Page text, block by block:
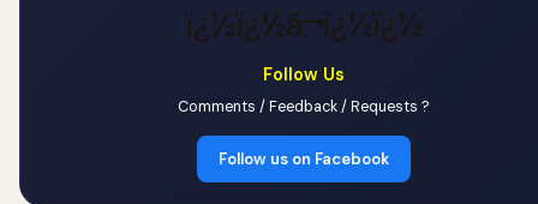
ï¿½ï¿½â¬ï¿½ï¿½
Follow Us
Comments / Feedback / Requests ?
Follow us on Facebook